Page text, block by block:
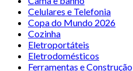
Celulares e Telefonia
Copa do Mundo 2026
Cozinha
Eletroportáteis
Eletrodomésticos
Ferramentas e Construção